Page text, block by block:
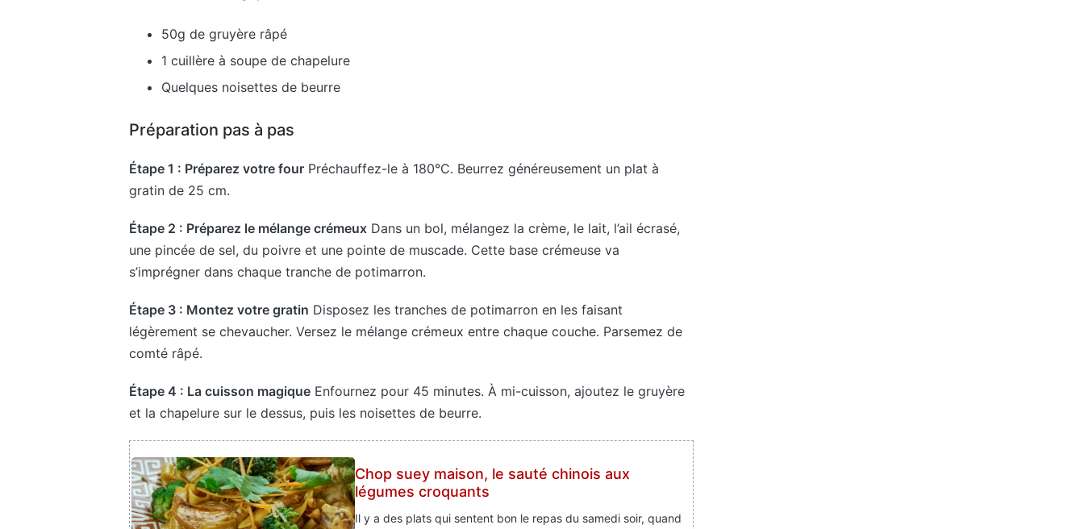
50g de gruyère râpé
1 cuillère à soupe de chapelure
Quelques noisettes de beurre
Préparation pas à pas
Étape 1 : Préparez votre fourPréchauffez-le à 180°C. Beurrez généreusement un plat à
gratin de 25 cm.
Étape 2 : Préparez le mélange crémeuxDans un bol, mélangez la crème, le lait, l’ail écrasé,
une pincée de sel, du poivre et une pointe de muscade. Cette base crémeuse va
s’imprégner dans chaque tranche de potimarron.
Étape 3 : Montez votre gratin Disposez les tranches de potimarron en les faisant
légèrement se chevaucher. Versez le mélange crémeux entre chaque couche. Parsemez de
comté râpé.
Étape 4 : La cuisson magiqueEnfournez pour 45 minutes. À mi-cuisson, ajoutez le gruyère
et la chapelure sur le dessus, puis les noisettes de beurre.
Chop suey maison, le sauté chinois aux
légumes croquants
Il y a des plats qui sentent bon le repas du samedi soir, quand